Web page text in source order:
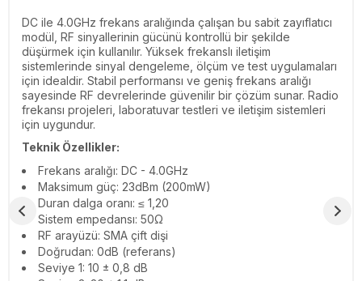
DC ile 4.0GHz frekans aralığında çalışan bu sabit zayıflatıcı
modül, RF sinyallerinin gücünü kontrollü bir şekilde
düşürmek için kullanılır. Yüksek frekanslı iletişim
sistemlerinde sinyal dengeleme, ölçüm ve test uygulamaları
için idealdir. Stabil performansı ve geniş frekans aralığı
sayesinde RF devrelerinde güvenilir bir çözüm sunar. Radio
frekansı projeleri, laboratuvar testleri ve iletişim sistemleri
için uygundur.
Teknik Özellikler:
Frekans aralığı: DC - 4.0GHz
Maksimum güç: 23dBm (200mW)
Duran dalga oranı: ≤ 1,20
Sistem empedansı: 50Ω
RF arayüzü: SMA çift dişi
Doğrudan: 0dB (referans)
Seviye 1: 10 ± 0,8 dB